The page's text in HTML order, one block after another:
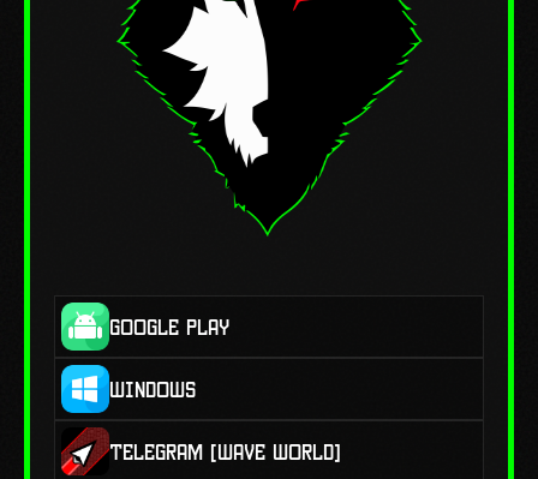
GOOGLE PLAY
WINDOWS
TELEGRAM [Wave World]